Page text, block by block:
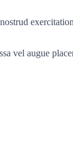
vel augue